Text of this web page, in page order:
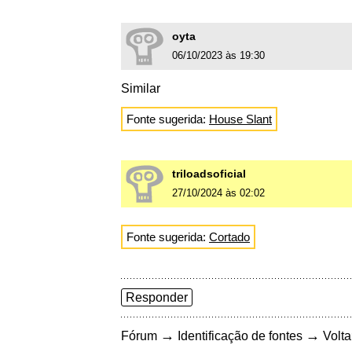
oyta
06/10/2023 às 19:30
Similar
Fonte sugerida: House Slant
triloadsoficial
27/10/2024 às 02:02
Fonte sugerida: Cortado
Responder
Fórum → Identificação de fontes →